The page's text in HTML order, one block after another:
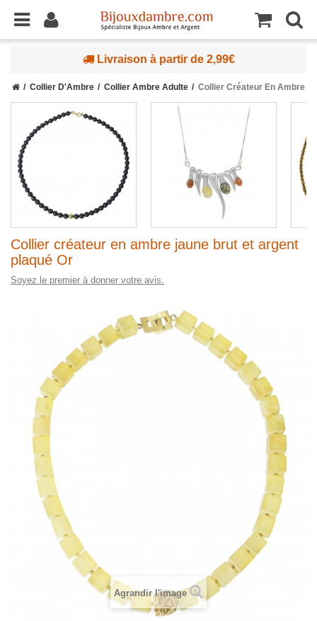
Livraison à partir de 2,99€
Collier D'Ambre Collier Ambre Adulte Collier Créateur En Ambre
Collier créateur en ambre jaune brut et argent
plaqué Or
Soyez le premier à donner votre avis.
Agrandir l'image